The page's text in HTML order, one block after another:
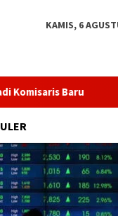
KAMIS, 6
Baru BPKH